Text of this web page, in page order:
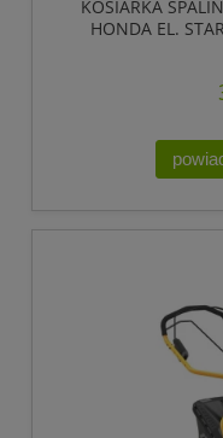
KOSIARKA
HONDA EL.